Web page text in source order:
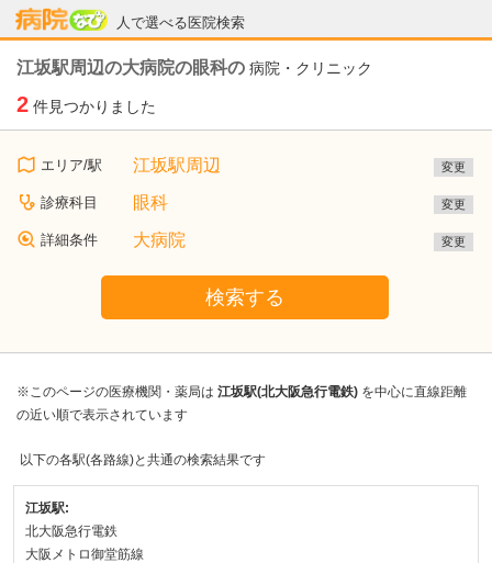
人で選べる医院検索
病院なび
江坂駅周辺の大病院の眼科の 病院・クリニック
2 件見つかりました
エリア/駅 江坂駅周辺 変更
診療科目 眼科 変更
詳細条件 大病院 変更
検索する
※このページの医療機関・薬局は 江坂駅(北大阪急行電鉄) を中心に直線距離
の近い順で表示されています
以下の各駅(各路線)と共通の検索結果です
江坂駅:
北大阪急行電鉄
大阪メトロ御堂筋線